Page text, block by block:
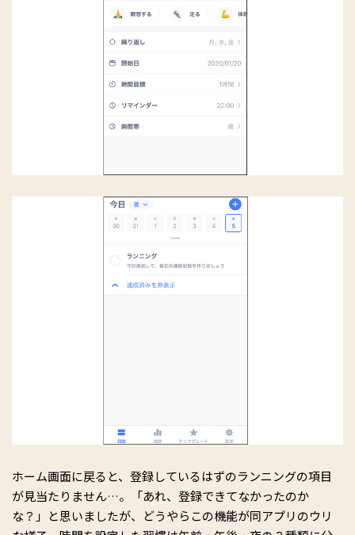
ホーム画面に戻ると、登録しているはずのランニングの項目
が見当たりません…。「あれ、登録できてなかったのか
な？」と思いましたが、どうやらこの機能が同アプリのウリ